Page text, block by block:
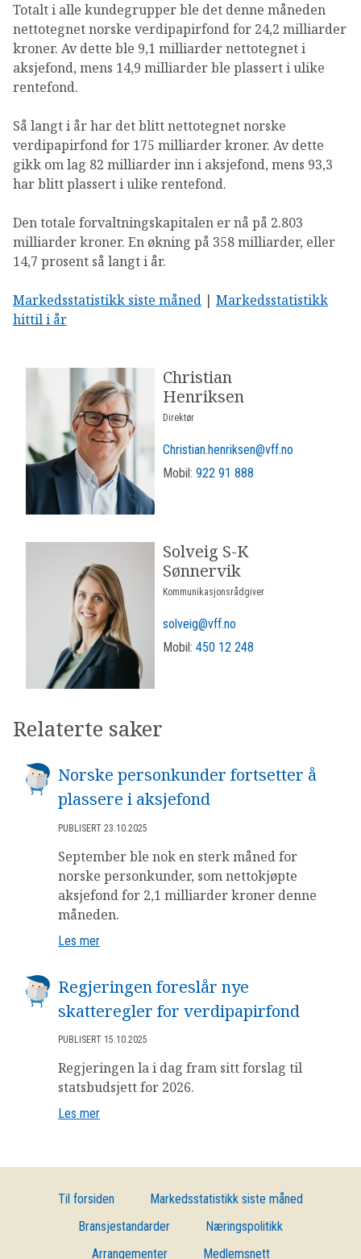
Totalt i alle kundegrupper ble det denne måneden
nettotegnet norske verdipapirfond for 24,2 milliarder
kroner. Av dette ble 9,1 milliarder nettotegnet i
aksjefond, mens 14,9 milliarder ble plassert i ulike
rentefond.
Så langt i år har det blitt nettotegnet norske
verdipapirfond for 175 milliarder kroner. Av dette
gikk om lag 82 milliarder inn i aksjefond, mens 93,3
har blitt plassert i ulike rentefond.
Den totale forvaltningskapitalen er nå på 2.803
milliarder kroner. En økning på 358 milliarder, eller
14,7 prosent så langt i år.
Markedsstatistikk siste måned | Markedsstatistikk
hittil i år
Christian
Henriksen
Direktør
Christian.henriksen@vff.no
Mobil: 922 91 888
Solveig S-K
Sønnervik
Kommunikasjonsrådgiver
solveig@vff.no
Mobil: 450 12 248
Relaterte saker
Norske personkunder fortsetter å
plassere i aksjefond
PUBLISERT 23.10.2025
September ble nok en sterk måned for
norske personkunder, som nettokjøpte
aksjefond for 2,1 milliarder kroner denne
måneden.
Les mer
Regjeringen foreslår nye
skatteregler for verdipapirfond
PUBLISERT 15.10.2025
Regjeringen la i dag fram sitt forslag til
statsbudsjett for 2026.
Les mer
Til forsiden
Markedsstatistikk siste måned
Bransjestandarder
Næringspolitikk
Arrangementer
Medlemsnett